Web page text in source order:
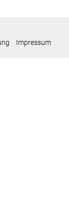
Impressum